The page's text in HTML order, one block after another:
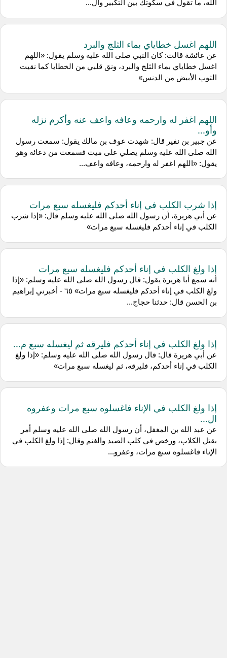
الله، ما تقول في سكوتك بين التكبير وال...
اللهم اغسل خطاياي بماء الثلج والبرد
عن عائشة قالت: كان النبي صلى الله عليه وسلم يقول: «اللهم
اغسل خطاياي بماء الثلج والبرد، ونق قلبي من الخطايا كما نقيت
الثوب الأبيض من الدنس»
اللهم اغفر له وارحمه وعافه واعف عنه وأكرم نزله
وأو...
عن جبير بن نفير قال: شهدت عوف بن مالك يقول: سمعت رسول
الله صلى الله عليه وسلم يصلي على ميت فسمعت من دعائه وهو
يقول: «اللهم اغفر له وارحمه، وعافه واعف...
إذا شرب الكلب في إناء أحدكم فليغسله سبع مرات
عن أبي هريرة، أن رسول الله صلى الله عليه وسلم قال: «إذا شرب
الكلب في إناء أحدكم فليغسله سبع مرات»
إذا ولغ الكلب في إناء أحدكم فليغسله سبع مرات
أنه سمع أبا هريرة يقول: قال رسول الله صلى الله عليه وسلم: «إذا
ولغ الكلب في إناء أحدكم فليغسله سبع مرات» ٦٥ - أخبرني إبراهيم
بن الحسن قال: حدثنا حجاج...
إذا ولغ الكلب في إناء أحدكم فليرقه ثم ليغسله سبع م...
عن أبي هريرة قال: قال رسول الله صلى الله عليه وسلم: «إذا ولغ
الكلب في إناء أحدكم، فليرقه، ثم ليغسله سبع مرات»
إذا ولغ الكلب في الإناء فاغسلوه سبع مرات وعفروه
ال...
عن عبد الله بن المغفل، أن رسول الله صلى الله عليه وسلم أمر
بقتل الكلاب، ورخص في كلب الصيد والغنم وقال: إذا ولغ الكلب في
الإناء فاغسلوه سبع مرات، وعفرو...